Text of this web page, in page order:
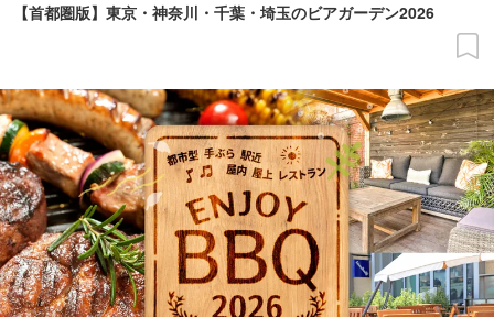
【首都圏版】東京・神奈川・千葉・埼玉のビアガーデン2026